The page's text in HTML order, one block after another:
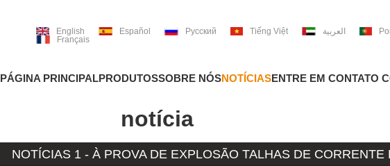
English Español Русский Tiếng Việt العربية
Français
PÁGINA PRINCIPALPRODUTOSSOBRE NÓSNOTÍCIASENTRE EM CONTATO
notícia
NOTÍCIAS 1 - À PROVA DE EXPLOSÃO TALHAS DE CORRENTE